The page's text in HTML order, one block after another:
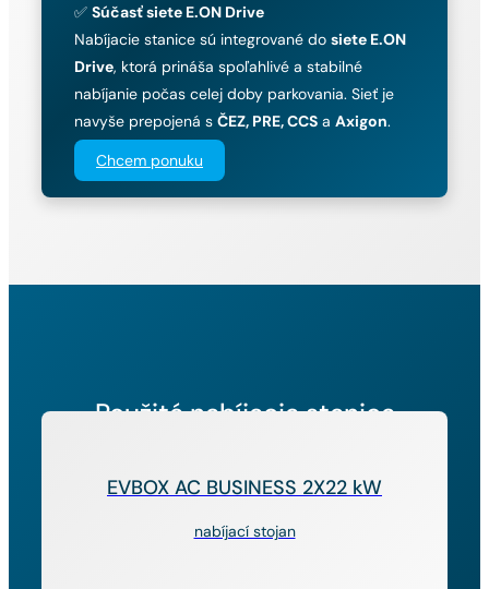
✅ Súčasť siete E.ON Drive
Nabíjacie stanice sú integrované do siete E.ON
Drive, ktorá prináša spoľahlivé a stabilné
nabíjanie počas celej doby parkovania. Sieť je
navyše prepojená s ČEZ, PRE, CCS a Axigon.
Chcem ponuku
Použitá nabíjacia stanica
EVBOX AC BUSINESS 2X22 kW
nabíjací stojan